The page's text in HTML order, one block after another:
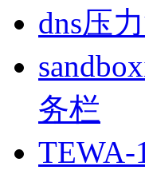
dns压
务栏
TEWA-